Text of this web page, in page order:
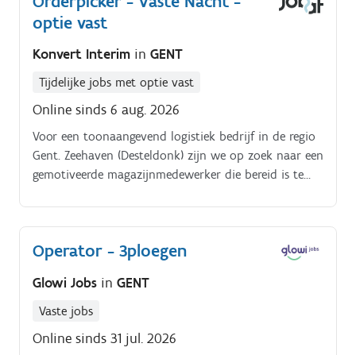
documenteren van alle werkzaamheden in kritische
optie vast
Konvert Interim in GENT
Tijdelijke jobs met optie vast
Online sinds 6 aug. 2026
Voor een toonaangevend logistiek bedrijf in de regio
Gent. Zeehaven (Desteldonk) zijn we op zoek naar een
gemotiveerde magazijnmedewerker die bereid is te
één van hen worden.
Operator - 3ploegen
Glowi Jobs in GENT
Vaste jobs
Online sinds 31 jul. 2026